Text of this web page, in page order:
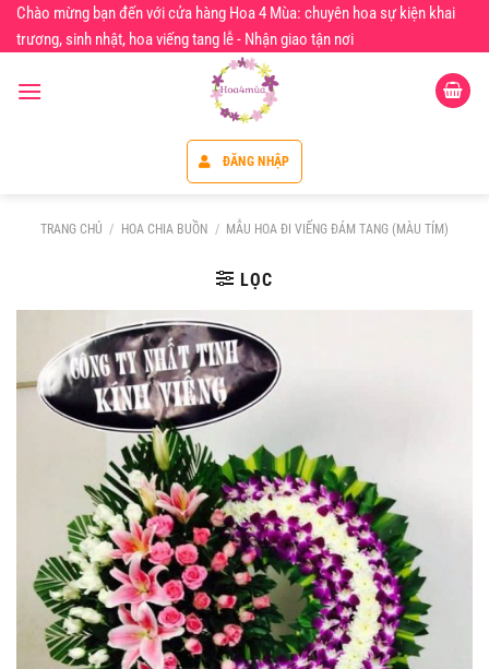
Chuyển
đến
dung
Chào mừng bạn đến với cửa hàng Hoa 4 Mùa: chuyên hoa sự kiện khai
trương, sinh nhật, hoa viếng tang lễ - Nhận giao tận nơi
ĐĂNG NHẬP
TRANG CHỦ / HOA CHIA BUỒN / MẪU HOA ĐI VIẾNG ĐÁM TANG (MÀU TÍM)
LỌC